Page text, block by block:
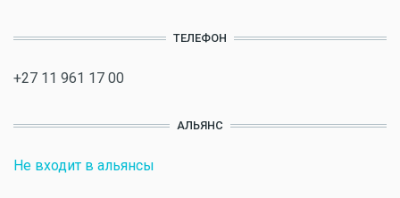
ТЕЛЕФОН
+27 11 961 17 00
АЛЬЯНС
Не входит в альянсы